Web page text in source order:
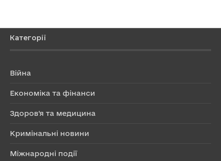
Категорії
Війна
Економіка та фінанси
Здоров'я та медицина
Кримінальні новини
Міжнародні події